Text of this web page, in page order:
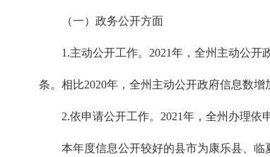
（一）政务公开方面
1.主动公开工作。2021年，全州主动公开
条。相比2020年，全州主动公开政府信息数增
2.依申请公开工作。2021年，全州办理依
本年度信息公开较好的县市为康乐县、